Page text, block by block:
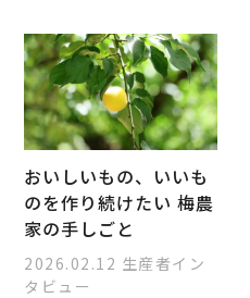
おいしいもの、いいも
のを作り続けたい 梅農
家の手しごと
2026.02.12 生産者イン
タビュー